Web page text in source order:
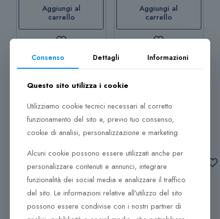
Aggiungi al
carrello
Aggiungi al
carrello
Orecchini Diamanti e
R8607RB2S
2.970,00€
Aggiungi al
carrello
Aggiungi al
carrello
Orecchini Diamanti e
M4107RB2Z
3.322,00€
Aggiungi al
carrello
Aggiungi al
carrello
Consenso Dettagli Informazioni
Questo sito utilizza i cookie
Utilizziamo cookie tecnici necessari al corretto
funzionamento del sito e, previo tuo consenso,
cookie di analisi, personalizzazione e marketing.
Alcuni cookie possono essere utilizzati anche per
personalizzare contenuti e annunci, integrare
funzionalità dei social media e analizzare il traffico
del sito. Le informazioni relative all’utilizzo del sito
possono essere condivise con i nostri partner di